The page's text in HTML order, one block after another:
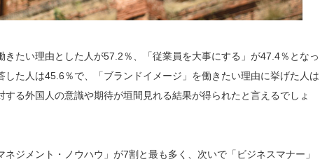
きたい理由とした人が57.2％、「従業員を大事にする」が47.4％となっ
した人は45.6％で、「ブランドイメージ」を働きたい理由に挙げた人は
る外国人の意識や期待が垣間見れる結果が得られたと言えるでしょ
ジメント・ノウハウ」が7割と最も多く、次いで「ビジネスマナー」